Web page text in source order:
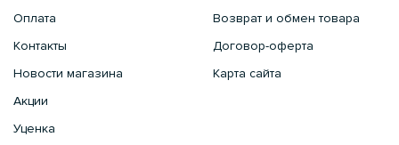
Оплата
Контакты
Новости магазина
Акции
Уценка
Возврат и обмен товара
Договор-оферта
Карта сайта